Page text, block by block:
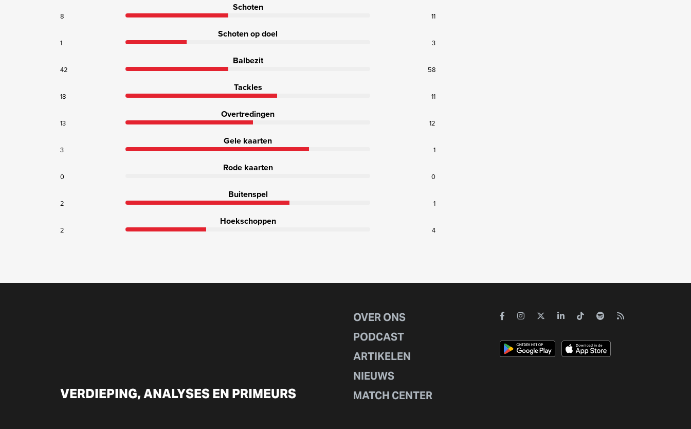
Schoten
8 11
Schoten op doel
1 3
Balbezit
42 58
Tackles
18 11
Overtredingen
13 12
Gele kaarten
3 1
Rode kaarten
0 0
Buitenspel
2 1
Hoekschoppen
2 4
VERDIEPING, ANALYSES EN PRIMEURS
OVER ONS
PODCAST
ARTIKELEN
NIEUWS
MATCH CENTER